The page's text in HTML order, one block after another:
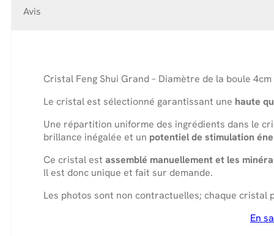
Avis
Cristal Feng Shui Grand – Diamètre de la boule 4cm
Le cristal est sélectionné garantissant une haute
Une répartition uniforme des ingrédients dans le
brillance inégalée et un potentiel de stimulation
Ce cristal est assemblé manuellement et les
Il est donc unique et fait sur demande.
Les photos sont non contractuelles; chaque
En